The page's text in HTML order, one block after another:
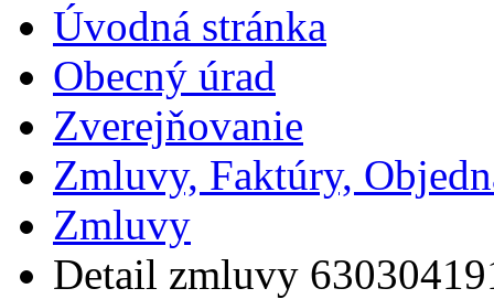
Úvodná stránka
Obecný úrad
Zverejňovanie
Zmluvy, Faktúry,
Zmluvy
Detail zmluvy